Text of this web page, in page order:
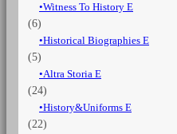
Witness To History E
(6)
Historical Biographies E
(5)
Altra Storia E
(24)
History&Uniforms E
(22)